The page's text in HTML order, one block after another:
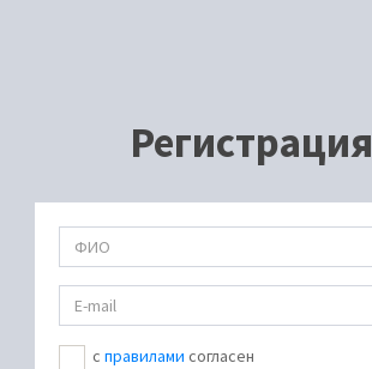
Регистрация
c правилами согласен